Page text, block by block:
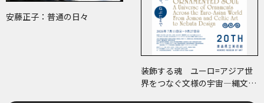
安藤正子：普通の日々
装飾する魂 ユーロ=アジア世
界をつなぐ文様の宇宙―縄文、